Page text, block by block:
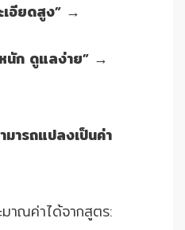
เอียดสูง” →
นัก ดูแลง่าย” →
ารถแปลงเป็นค่า
มาณค่าได้จากสูตร: